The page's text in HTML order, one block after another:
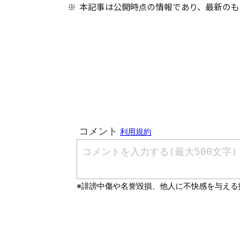
本記事は公開時点の情報であり、最新の